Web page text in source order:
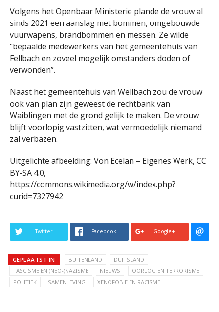
Volgens het Openbaar Ministerie plande de vrouw al
sinds 2021 een aanslag met bommen, omgebouwde
vuurwapens, brandbommen en messen. Ze wilde
“bepaalde medewerkers van het gemeentehuis van
Fellbach en zoveel mogelijk omstanders doden of
verwonden”.
Naast het gemeentehuis van Wellbach zou de vrouw
ook van plan zijn geweest de rechtbank van
Waiblingen met de grond gelijk te maken. De vrouw
blijft voorlopig vastzitten, wat vermoedelijk niemand
zal verbazen.
Uitgelichte afbeelding: Von Ecelan – Eigenes Werk, CC
BY-SA 4.0,
https://commons.wikimedia.org/w/index.php?
curid=7327942
Twitter Facebook Google+
GEPLAATST IN BUITENLAND
DUITSLAND
FASCISME EN (NEO-)NAZISME
NIEUWS
OORLOG EN TERRORISME
POLITIEK
SAMENLEVING XENOFOBIE EN RACISME